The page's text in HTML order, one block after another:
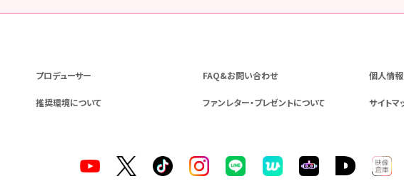
プロデューサー FAQ&お問い合わせ 個人情
推奨環境について ファンレター・プレゼントについて サイトマ